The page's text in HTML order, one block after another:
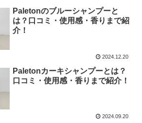
Paletonのブルーシャンプーと
は？口コミ・使用感・香りまで紹
介！
2024.12.20
Paletonカーキシャンプーとは？
口コミ・使用感・香りまで紹介！
2024.09.20